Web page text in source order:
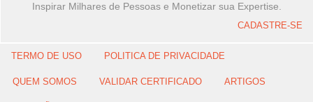
Inspirar Milhares de Pessoas e Monetizar sua Expertise.
CADASTRE-SE
TERMO DE USO POLITICA DE PRIVACIDADE
QUEM SOMOS VALIDAR CERTIFICADO ARTIGOS